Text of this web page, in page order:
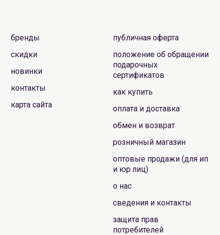
бренды
скидки
новинки
контакты
карта сайта
публичная оферта
положение об обращении
подарочных
сертификатов
как купить
оплата и доставка
обмен и возврат
розничный магазин
оптовые продажи (для ип
и юр.лиц)
о нас
сведения и контакты
защита прав
потребителей